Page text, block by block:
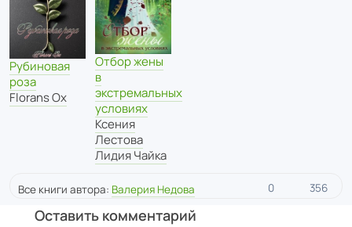
Рубиновая
роза
Florans Ox
Отбор жены
в
экстремальных
условиях
Ксения
Лестова
Лидия Чайка
Все книги автора: Валерия Недова 0 356
Оставить комментарий